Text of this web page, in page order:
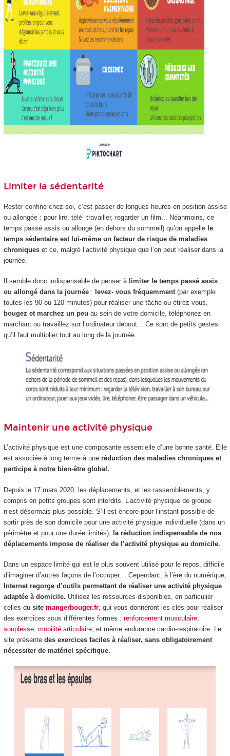
Limiter la sédentarité
Rester confiné chez soi, c’est passer de longues heures en position assise
ou allongée : pour lire, télé- travailler, regarder un film... Néanmoins, ce
temps passé assis ou allongé (en dehors du sommeil) qu’on appelle le
temps sédentaire est lui-même un facteur de risque de maladies
chroniqueset ce, malgré l’activité physique que l’on peut réaliser dans la
journée.
Il semble donc indispensable de penser à limiter le temps passé assis
ou allongé dans la journée: levez- vous fréquemment (par exemple
toutes les 90 ou 120 minutes) pour réaliser une tâche ou étirez-vous,
bougez et marchez un peu au sein de votre domicile, téléphonez en
marchant ou travaillez sur l’ordinateur debout... Ce sont de petits gestes
qu’il faut multiplier tout au long de la journée.
Maintenir une activité physique
L’activité physique est une composante essentielle d’une bonne santé. Elle
est associée à long terme à une réduction des maladies chroniques et
participe à notre bien-être global.
Depuis le 17 mars 2020, les déplacements, et les rassemblements, y
compris en petits groupes sont interdits. L’activité physique de groupe
n’est désormais plus possible. S’il est encore pour l’instant possible de
sortir près de son domicile pour une activité physique individuelle (dans un
périmètre et pour une durée limités),
la réduction indispensable de nos
déplacements impose de réaliser de l’activité physique au domicile.
Dans un espace limité qui est le plus souvent utilisé pour le repos, difficile
d’imaginer d’autres façons de l’occuper… Cependant, à l’ère du numérique,
Internet regorge d’outils permettant de réaliser une activité physique
adaptée à domicile. Utilisez les ressources disponibles, en particulier
celles du site mangerbouger.fr, qui vous donneront les clés pour réaliser
des exercices sous différentes formes : renforcement musculaire,
souplesse, mobilité articulaire, et même endurance cardio-respiratoire. Le
site présente des exercices faciles à réaliser, sans obligatoirement
nécessiter de matériel spécifique.